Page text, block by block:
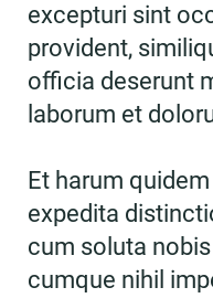
excepturi sint
provident,
officia deserunt
laborum et
Et harum
expedita
cum soluta
cumque nihil